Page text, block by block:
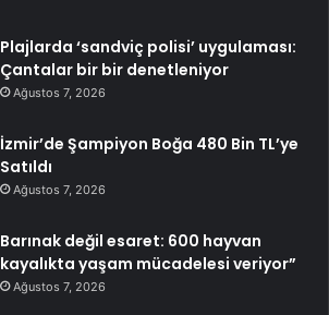
Plajlarda ‘sandviç polisi’ uygulaması:
Çantalar bir bir denetleniyor
Ağustos 7, 2026
İzmir’de Şampiyon Boğa 480 Bin TL’ye
Satıldı
Ağustos 7, 2026
Barınak değil esaret: 600 hayvan
kayalıkta yaşam mücadelesi veriyor”
Ağustos 7, 2026